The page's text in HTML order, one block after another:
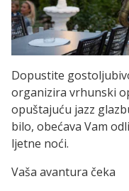
Dopustite
organizira vrhunski
opuštajuću jazz
bilo, obećava Vam
ljetne noći.
Vaša avantura čeka